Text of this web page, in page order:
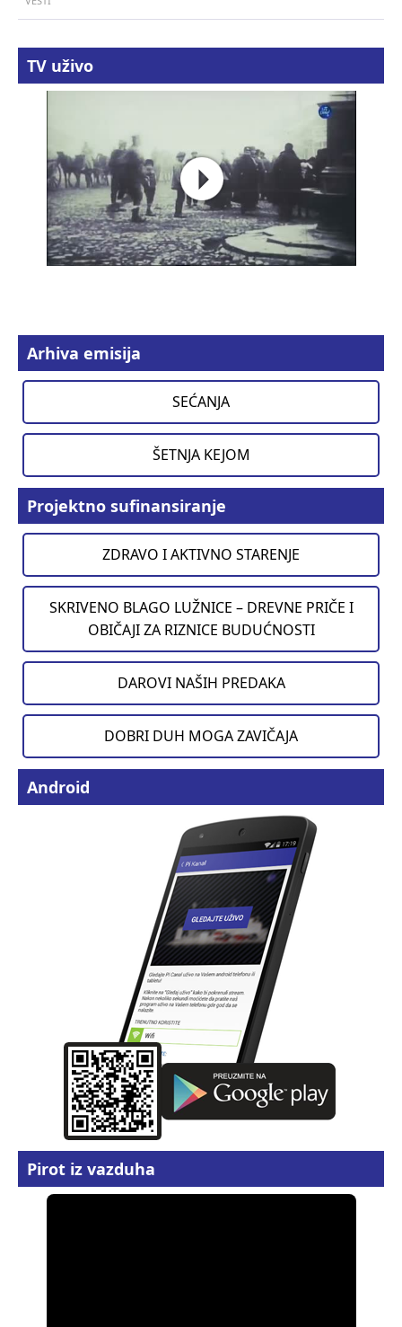
TV uživo
Arhiva emisija
SEĆANJA
ŠETNJA KEJOM
Projektno sufinansiranje
ZDRAVO I AKTIVNO STARENJE
SKRIVENO BLAGO LUŽNICE – DREVNE PRIČE I
OBIČAJI ZA RIZNICE BUDUĆNOSTI
DAROVI NAŠIH PREDAKA
DOBRI DUH MOGA ZAVIČAJA
Android
Pirot iz vazduha